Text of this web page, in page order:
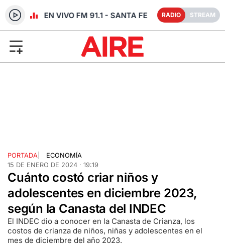
RADIO EN VIVO FM 91.1 - SANTA FE RADIO STREAM
PORTADA
ECONOMÍA
15 DE ENERO DE 2024 · 19:19
Cuánto costó criar niños y
adolescentes en diciembre 2023,
según la Canasta del INDEC
El INDEC dio a conocer en la Canasta de Crianza, los
costos de crianza de niños, niñas y adolescentes en el
mes de diciembre del año 2023.